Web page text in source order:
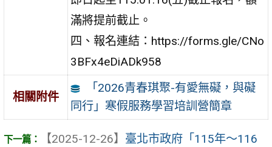
滿將提前截止。
四、報名連結：https://forms.gle/CNo
3BFx4eDiADk958
相關附件
「2026青春琪聚-有愛無礙，與礙
同行」寒假服務學習培訓營簡章
【2025-12-26】 臺北市政府「115年～116